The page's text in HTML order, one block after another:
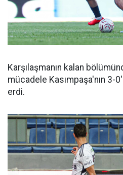
Karşılaşmanın kalan
mücadele Kasımpaşa'nın 3-
erdi.